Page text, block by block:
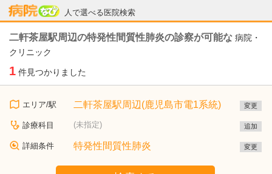
人で選べる医院検索
病院なび
二軒茶屋駅周辺の特発性間質性肺炎の診察が可能な 病院・
クリニック
1 件見つかりました
エリア/駅 二軒茶屋駅周辺(鹿児島市電1系統) 変更
診療科目 (未指定) 追加
詳細条件 特発性間質性肺炎 変更